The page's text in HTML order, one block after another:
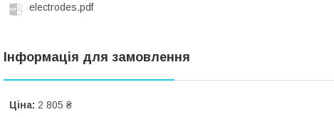
electrodes.pdf
Інформація для замовлення
Ціна: 2 805 ₴